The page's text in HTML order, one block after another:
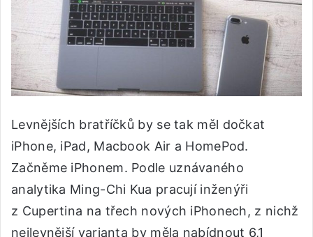
Levnějších bratříčků by se tak měl dočkat
iPhone, iPad, Macbook Air a HomePod.
Začněme iPhonem. Podle uznávaného
analytika Ming-Chi Kua pracují inženýři
z Cupertina na třech nových iPhonech, z nichž
nejlevnější varianta by měla nabídnout 6,1